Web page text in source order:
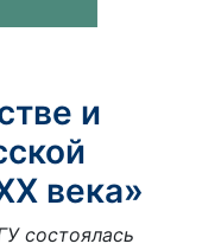
и
века»
состоялась